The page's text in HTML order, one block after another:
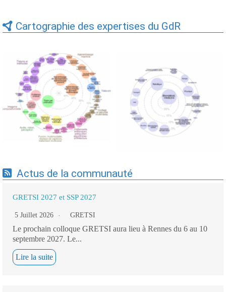
Cartographie des expertises du GdR
Expertises du GdR -
cartographie par Axes -
19/09/2025
Expertises du GdR -
cartographie par mots-clés
applicatifs - 19/09/2025
Actus de la communauté
GRETSI 2027 et SSP 2027
5 Juillet 2026 GRETSI
Le prochain colloque GRETSI aura lieu à Rennes du 6 au 10
septembre 2027. Le...
Lire la suite